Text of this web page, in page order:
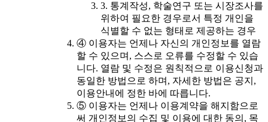
3. 통계작성, 학술연구 또는 시장조사를
위하여 필요한 경우로서 특정 개인을
식별할 수 없는 형태로 제공하는 경우
④ 이용자는 언제나 자신의 개인정보를 열람
할 수 있으며, 스스로 오류를 수정할 수 있습
니다. 열람 및 수정은 원칙적으로 이용신청과
동일한 방법으로 하며, 자세한 방법은 공지,
이용안내에 정한 바에 따릅니다.
⑤ 이용자는 언제나 이용계약을 해지함으로
써 개인정보의 수집 및 이용에 대한 동의, 목